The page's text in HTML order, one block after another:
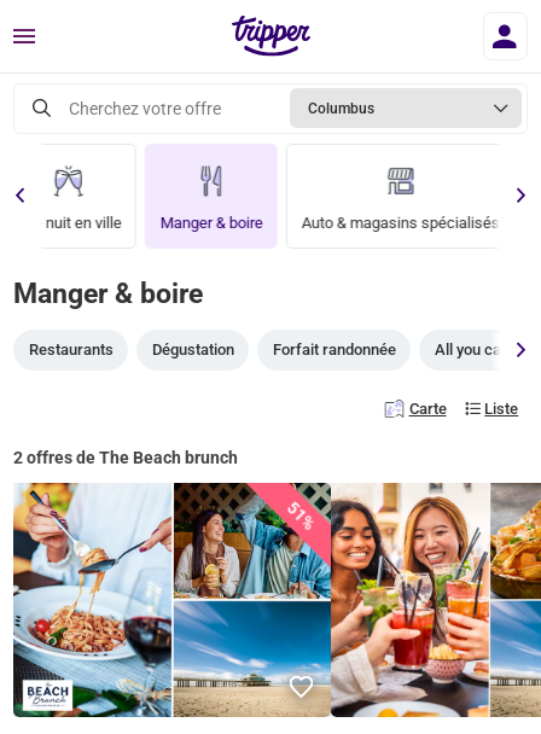
Menu
Cherchez votre offre Columbus
Une nuit en ville Manger & boire Auto & magasins spécialisés
Manger & boire
Restaurants Dégustation Forfait randonnée All you can eat
Carte Liste
2 offres de The Beach brunch
51%